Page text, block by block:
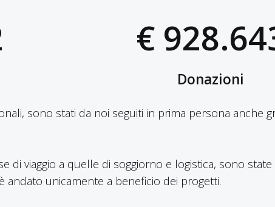
€
Donazioni
sono stati da noi seguiti in prima persona anche
di viaggio a quelle di soggiorno e logistica, sono
unicamente a beneficio dei progetti.